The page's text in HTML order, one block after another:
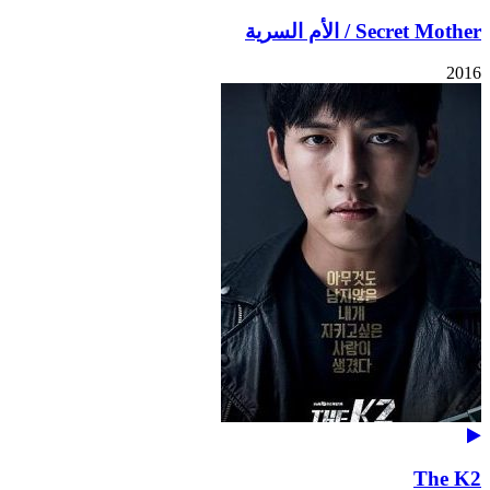
Secret Mother / الأم السرية
2016
The K2